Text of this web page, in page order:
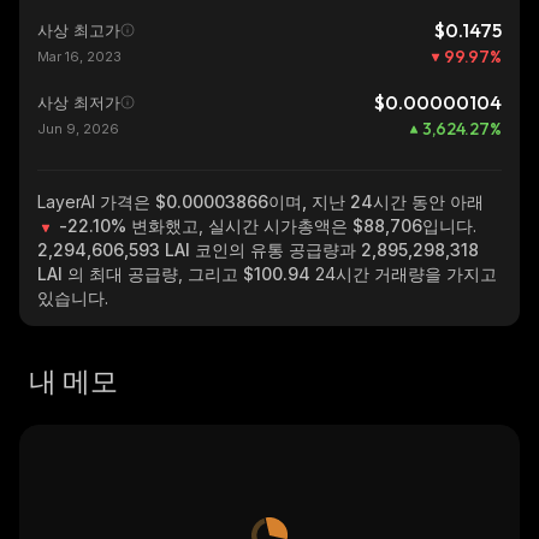
사상 최고가 $0.1475
Mar 16, 2023 99.97%
사상 최저가 $0.00000104
Jun 9, 2026 3,624.27%
LayerAI 가격은 $0.00003866이며, 지난 24시간 동안 아래
-22.10% 변화했고, 실시간 시가총액은 $88,706입니다.
2,294,606,593 LAI 코인의 유통 공급량과 2,895,298,318
LAI 의 최대 공급량, 그리고 $100.94 24시간 거래량을 가지고
있습니다.
내 메모